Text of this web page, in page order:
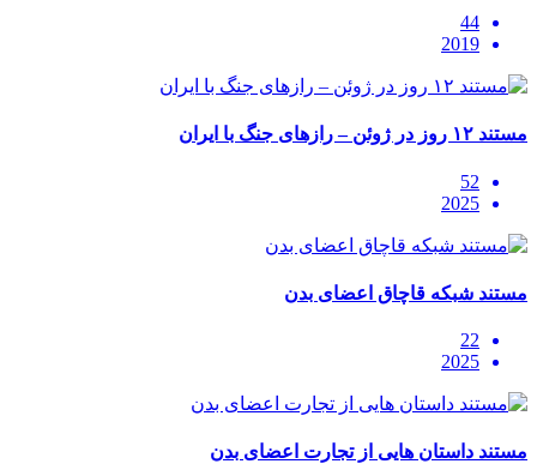
44
2019
مستند ۱۲ روز در ژوئن – رازهای جنگ با ایران
52
2025
مستند شبکه قاچاق اعضای بدن
22
2025
مستند داستان هایی از تجارت اعضای بدن